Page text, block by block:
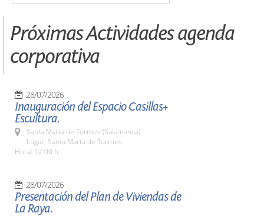
Próximas Actividades agenda
corporativa
28/07/2026
Inauguración del Espacio Casillas+
Escultura.
Santa Marta de Tormes (Salamanca)
Lugar: Santa Marta de Tormes
Hora: 12:00 h.
28/07/2026
Presentación del Plan de Viviendas de
La Raya.